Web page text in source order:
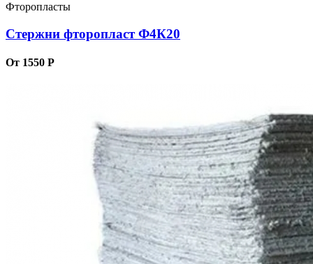
Фторопласты
Стержни фторопласт Ф4К20
От 1550 Р